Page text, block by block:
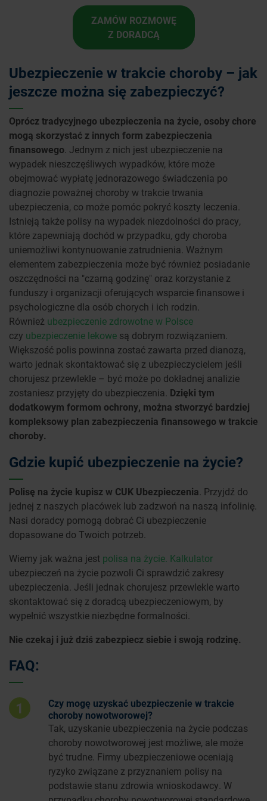
ZAMÓW ROZMOWĘ
Z DORADCĄ
Ubezpieczenie w trakcie choroby – jak
jeszcze można się zabezpieczyć?
Oprócz tradycyjnego ubezpieczenia na życie, osoby chore
mogą skorzystać z innych form zabezpieczenia
finansowego. Jednym z nich jest ubezpieczenie na
wypadek nieszczęśliwych wypadków, które może
obejmować wypłatę jednorazowego świadczenia po
diagnozie poważnej choroby w trakcie trwania
ubezpieczenia, co może pomóc pokryć koszty leczenia.
Istnieją także polisy na wypadek niezdolności do pracy,
które zapewniają dochód w przypadku, gdy choroba
uniemożliwi kontynuowanie zatrudnienia. Ważnym
elementem zabezpieczenia może być również posiadanie
oszczędności na "czarną godzinę" oraz korzystanie z
funduszy i organizacji oferujących wsparcie finansowe i
psychologiczne dla osób chorych i ich rodzin.
Również ubezpieczenie zdrowotne w Polsce
czy ubezpieczenie lekowe są dobrym rozwiązaniem.
Większość polis powinna zostać zawarta przed dianozą,
warto jednak skontaktować się z ubezpieczycielem jeśli
chorujesz przewlekle – być może po dokładnej analizie
zostaniesz przyjęty do ubezpieczenia. Dzięki tym
dodatkowym formom ochrony, można stworzyć bardziej
kompleksowy plan zabezpieczenia finansowego w trakcie
choroby.
Gdzie kupić ubezpieczenie na życie?
Polisę na życie kupisz w CUK Ubezpieczenia. Przyjdź do
jednej z naszych placówek lub zadzwoń na naszą infolinię.
Nasi doradcy pomogą dobrać Ci ubezpieczenie
dopasowane do Twoich potrzeb.
Wiemy jak ważna jest polisa na życie. Kalkulator
ubezpieczeń na życie pozwoli Ci sprawdzić zakresy
ubezpieczenia. Jeśli jednak chorujesz przewlekle warto
skontaktować się z doradcą ubezpieczeniowym, by
wypełnić wszystkie niezbędne formalności.
Nie czekaj i już dziś zabezpiecz siebie i swoją rodzinę.
FAQ:
1
Czy mogę uzyskać ubezpieczenie w trakcie
choroby nowotworowej?
Tak, uzyskanie ubezpieczenia na życie podczas
choroby nowotworowej jest możliwe, ale może
być trudne. Firmy ubezpieczeniowe oceniają
ryzyko związane z przyznaniem polisy na
podstawie stanu zdrowia wnioskodawcy. W